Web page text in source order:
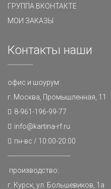
ГРУППА ВКОНТАКТЕ
МОИ ЗАКАЗЫ
Контакты наши
офис и шоурум:
г. Москва, Промышленная, 11
8-961-196-99-77
info@kartina-rf.ru
пн-вс / 10:00-20:00
-------------------------------
производство:
г. Курск, ул. Большевиков, 1а